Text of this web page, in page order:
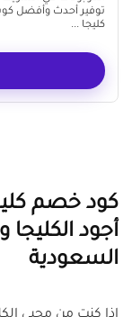
توفير أحدث وأفضل
كليجا ...
كود خصم
أجود
السعودية